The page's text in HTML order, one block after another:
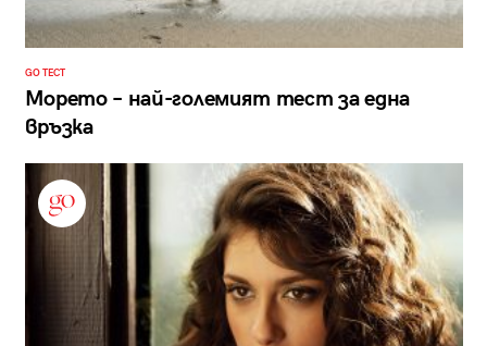
GO ТЕСТ
Морето – най-големият тест за една
връзка